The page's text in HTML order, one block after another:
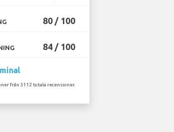
80 / 100
84 / 100
från 3112 totala recensioner.